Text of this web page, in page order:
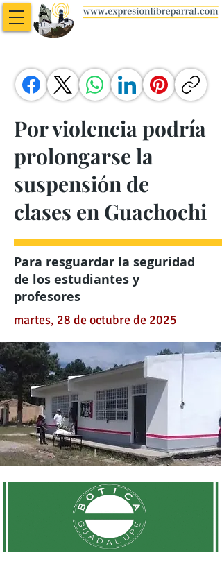
Por violencia podría
prolongarse la
suspensión de
clases en Guachochi
Para resguardar la seguridad
de los estudiantes y
profesores
martes, 28 de octubre de 2025